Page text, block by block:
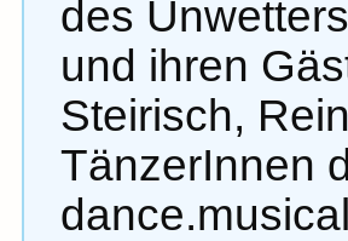
des
und ihren
Steirisch,
TänzerInnen